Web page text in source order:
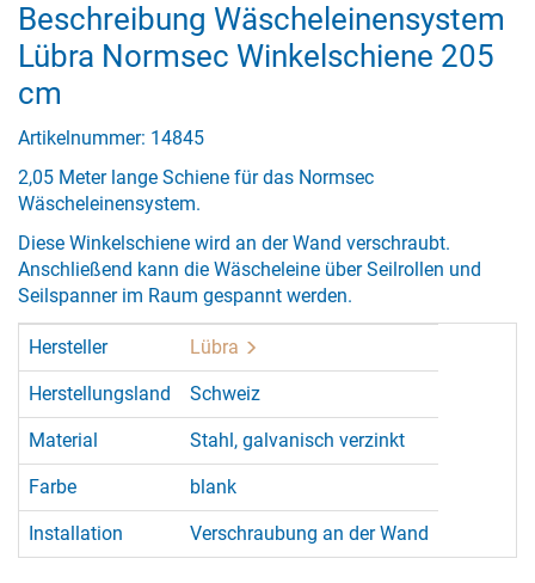
Beschreibung Wäscheleinensystem
Lübra Normsec Winkelschiene 205
cm
Artikelnummer: 14845
2,05 Meter lange Schiene für das Normsec
Wäscheleinensystem.
Diese Winkelschiene wird an der Wand verschraubt.
Anschließend kann die Wäscheleine über Seilrollen und
Seilspanner im Raum gespannt werden.
Hersteller Lübra
Herstellungsland Schweiz
Material Stahl, galvanisch verzinkt
Farbe blank
Installation Verschraubung an der Wand